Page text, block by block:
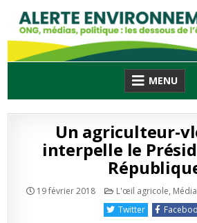
content
MENU
Un agriculteur-
interpelle le
19 février 2018 Publié
L'œil agricole,
Twitter